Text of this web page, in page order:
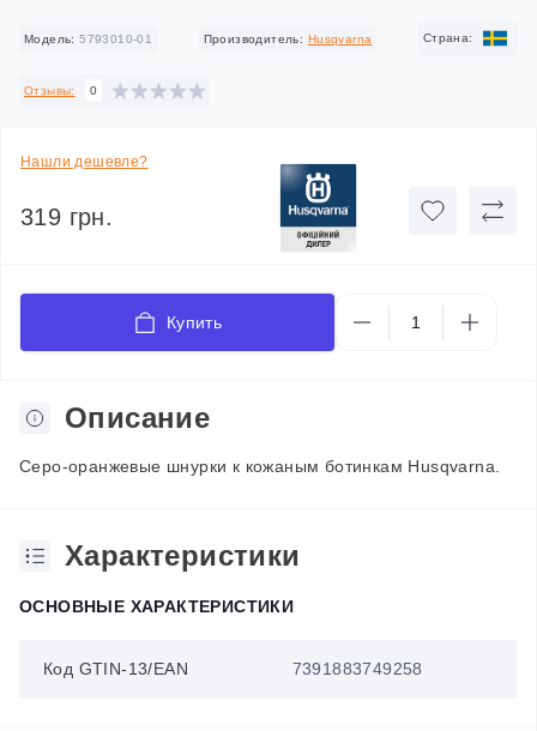
Модель: 5793010-01 Производитель: Husqvarna Cтрана:
Отзывы: 0
Нашли дешевле?
319 грн.
Купить
Описание
Серо-оранжевые шнурки к кожаным ботинкам Husqvarna.
Характеристики
ОСНОВНЫЕ ХАРАКТЕРИСТИКИ
Код GTIN-13/EAN 7391883749258